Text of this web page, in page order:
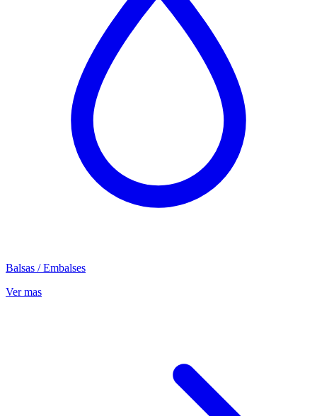
Balsas / Embalses
Ver mas